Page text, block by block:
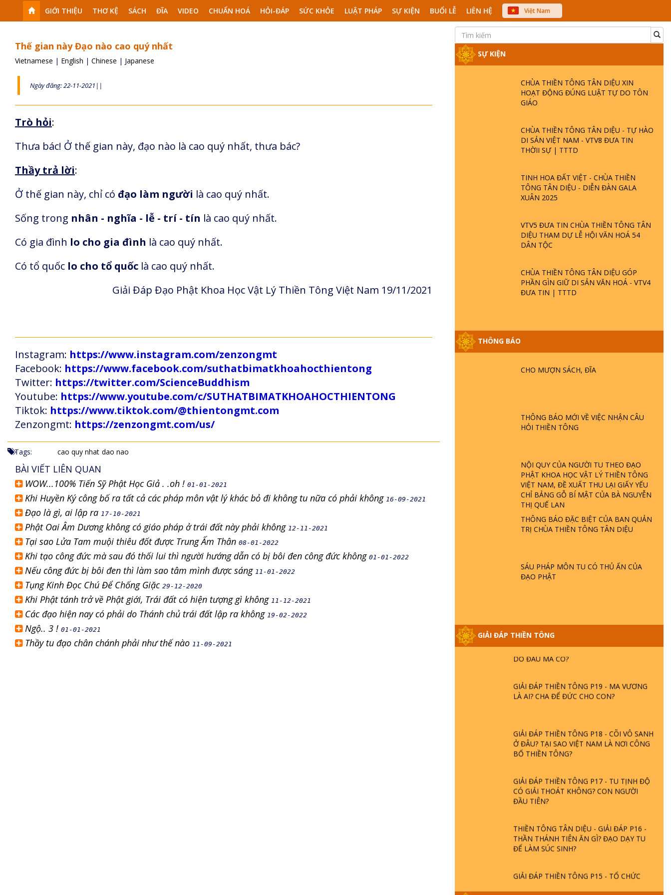
GIỚI THIỆU THƠ KỆ SÁCH ĐĨA VIDEO CHUẨN HOÁ HỎI-ĐÁP SỨC KHỎE LUẬT PHÁP SỰ KIỆN BUỔI LỄ LIÊN HỆ
Việt Nam
中文
Thế gian này Đạo nào cao quý nhất
Vietnamese | English | Chinese | Japanese
Ngày đăng: 22-11-2021||
Trò hỏi:
Thưa bác! Ở thế gian này, đạo nào là cao quý nhất, thưa bác?
Thầy trả lời:
Ở thế gian này, chỉ có đạo làm người là cao quý nhất.
Sống trong nhân - nghĩa - lễ - trí - tín là cao quý nhất.
Có gia đình lo cho gia đình là cao quý nhất.
Có tổ quốc lo cho tổ quốc là cao quý nhất.
Giải Đáp Đạo Phật Khoa Học Vật Lý Thiền Tông Việt Nam 19/11/2021
Instagram: https://www.instagram.com/zenzongmt
Facebook: https://www.facebook.com/suthatbimatkhoahocthientong
Twitter: https://twitter.com/ScienceBuddhism
Youtube: https://www.youtube.com/c/SUTHATBIMATKHOAHOCTHIENTONG
Tiktok: https://www.tiktok.com/@thientongmt.com
Zenzongmt: https://zenzongmt.com/us/
Tags: cao quy nhat dao nao
BÀI VIẾT LIÊN QUAN
WOW...100% Tiến Sỹ Phật Học Giả . .oh ! 01-01-2021
Khi Huyền Ký công bố ra tất cả các pháp môn vật lý khác bỏ đi không tu nữa có phải không 16-09-2021
Đạo là gì, ai lập ra 17-10-2021
Phật Oai Âm Dương không có giáo pháp ở trái đất này phải không 12-11-2021
Tại sao Lửa Tam muội thiêu đốt được Trung Ấm Thân 08-01-2022
Khi tạo công đức mà sau đó thối lui thì người hướng dẫn có bị bôi đen công đức không 01-01-2022
Nếu công đức bị bôi đen thì làm sao tâm mình được sáng 11-01-2022
Tụng Kinh Đọc Chú Để Chống Giặc 29-12-2020
Khi Phật tánh trở về Phật giới, Trái đất có hiện tượng gì không 11-12-2021
Các đạo hiện nay có phải do Thánh chủ trái đất lập ra không 19-02-2022
Ngộ.. 3 ! 01-01-2021
Thầy tu đạo chân chánh phải như thế nào 11-09-2021
SỰ KIỆN
CHÙA THIỀN TÔNG TÂN DIỆU XIN
HOẠT ĐỘNG ĐÚNG LUẬT TỰ DO TÔN
GIÁO
CHÙA THIỀN TÔNG TÂN DIỆU - TỰ HÀO
DI SẢN VIỆT NAM - VTV8 ĐƯA TIN
THỜII SỰ | TTTD
TINH HOA ĐẤT VIỆT - CHÙA THIỀN
TÔNG TÂN DIỆU - DIỄN ĐÀN GALA
XUÂN 2025
VTV5 ĐƯA TIN CHÙA THIỀN TÔNG TÂN
DIỆU THAM DỰ LỄ HỘI VĂN HOÁ 54
DÂN TỘC
CHÙA THIỀN TÔNG TÂN DIỆU GÓP
PHẦN GÌN GIỮ DI SẢN VĂN HOÁ - VTV4
ĐƯA TIN | TTTD
THÔNG BÁO
CHO MƯỢN SÁCH, ĐĨA
THÔNG BÁO MỚI VỀ VIỆC NHẬN CÂU
HỎI THIỀN TÔNG
NỘI QUY CỦA NGƯỜI TU THEO ĐẠO
PHẬT KHOA HỌC VẬT LÝ THIỀN TÔNG
VIỆT NAM, ĐỀ XUẤT THU LẠI GIẤY YẾU
CHỈ BẢNG GỖ BÍ MẬT CỦA BÀ NGUYỄN
THỊ QUẾ LAN
THÔNG BÁO ĐẶC BIỆT CỦA BAN QUẢN
TRỊ CHÙA THIỀN TÔNG TÂN DIỆU
SÁU PHÁP MÔN TU CÓ THỦ ẤN CỦA
ĐẠO PHẬT
GIẢI ĐÁP THIỀN TÔNG
HỘI GÌ? TỬ VÌ ĐẠO
PHẬT GIỚI CÓ THỜI GIAN KHÔNG? |
TTTD
LÀ AI? QUỶ SA TĂNG? | TTTD
GIẢI ĐÁP THIỀN TÔNG ĐẶC BIỆT P22 - TẠI
SAO TRÁI ĐẤT NHIỀU THIÊN TAI - LŨ LỤT
- HỎA HOẠN | TTTD
GIẢI ĐÁP THIỀN TÔNG ĐẶC BIỆT PHẦN 20
GIẢI ĐÁP THIỀN TÔNG P19 - MA VƯƠNG
LÀ AI? CHA ĐỂ ĐỨC CHO CON?
GIẢI ĐÁP THIỀN TÔNG P18 - CÕI VÔ SANH
Ở ĐÂU? TẠI SAO VIỆT NAM LÀ NƠI CÔNG
BỐ THIỀN TÔNG?
GIẢI ĐÁP THIỀN TÔNG P17 - TU TỊNH ĐỘ
CÓ GIẢI THOÁT KHÔNG? CON NGƯỜI
ĐẦU TIÊN?
THIỀN TÔNG TÂN DIỆU - GIẢI ĐÁP P16 -
THẦN THÁNH TIÊN ĂN GÌ? ĐẠO DẠY TU
ĐỂ LÀM SÚC SINH?
GIẢI ĐÁP THIỀN TÔNG P15 - TỔ CHỨC
LOÀI CÔ HỒN - GIÁO LÝ ĐẠO PHẬT KHI
NÀO XUẤT BẢN